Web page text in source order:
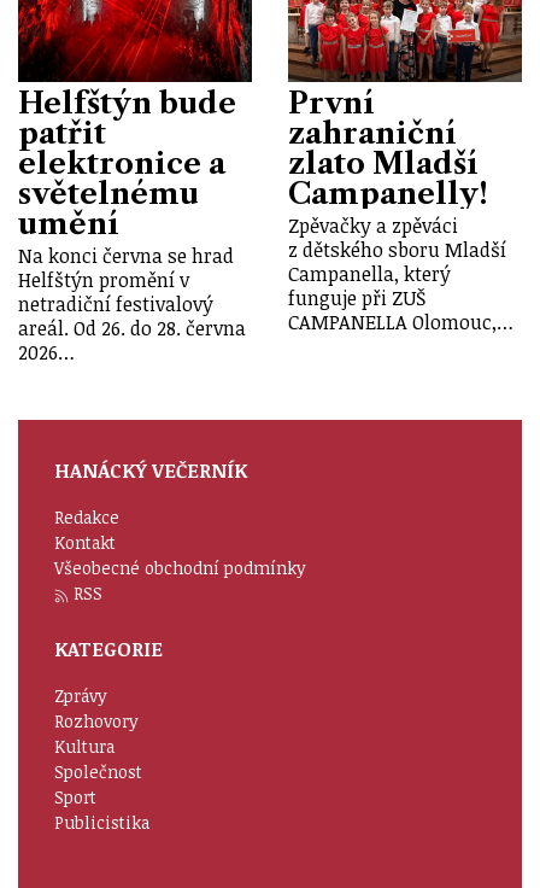
Helfštýn bude
patřit
elektronice a
světelnému
umění
Na konci června se hrad
Helfštýn promění v
netradiční festivalový
areál. Od 26. do 28. června
2026…
První
zahraniční
zlato Mladší
Campanelly!
Zpěvačky a zpěváci
z dětského sboru Mladší
Campanella, který
funguje při ZUŠ
CAMPANELLA Olomouc,…
HANÁCKÝ VEČERNÍK
Redakce
Kontakt
Všeobecné obchodní podmínky
RSS
KATEGORIE
Zprávy
Rozhovory
Kultura
Společnost
Sport
Publicistika